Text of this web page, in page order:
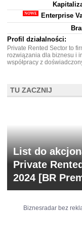
Enterprise
Profil działalności:
Private Rented Sector to
rozwiązania dla biznesu i
współpracy z
TU ZACZNIJ
List do
Private
2024 [BR
Biznesradar bez